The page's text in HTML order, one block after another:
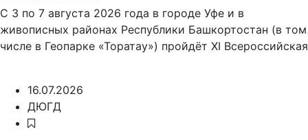
С 3 по 7 августа 2026 года в городе Уфе и в
живописных районах Республики Башкортостан (в том
числе в Геопарке «Торатау») пройдёт XI Всероссийская
16.07.2026
ДЮГД